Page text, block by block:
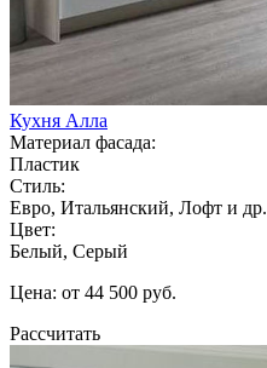
Кухня Алла
Материал фасада:
Пластик
Стиль:
Евро, Итальянский, Лофт и др.
Цвет:
Белый, Серый
Цена: от 44 500 руб.
Рассчитать